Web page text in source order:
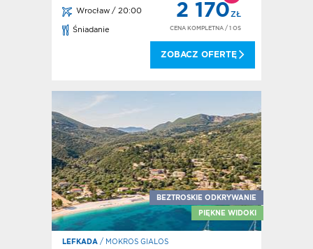
Wrocław / 20:00
Śniadanie
2 170ZŁ
CENA KOMPLETNA / 1 OS
ZOBACZ OFERTĘ
BEZTROSKIE ODKRYWANIE
PIĘKNE WIDOKI
LEFKADA / MOKROS GIALOS